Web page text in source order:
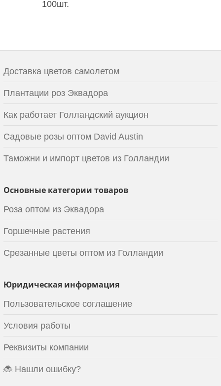
100шт.
Доставка цветов самолетом
Плантации роз Эквадора
Как работает Голландский аукцион
Садовые розы оптом David Austin
Таможни и импорт цветов из Голландии
Основные категории товаров
Роза оптом из Эквадора
Горшечные растения
Срезанные цветы оптом из Голландии
Юридическая информация
Пользовательское соглашение
Условия работы
Реквизиты компании
🐞 Нашли ошибку?